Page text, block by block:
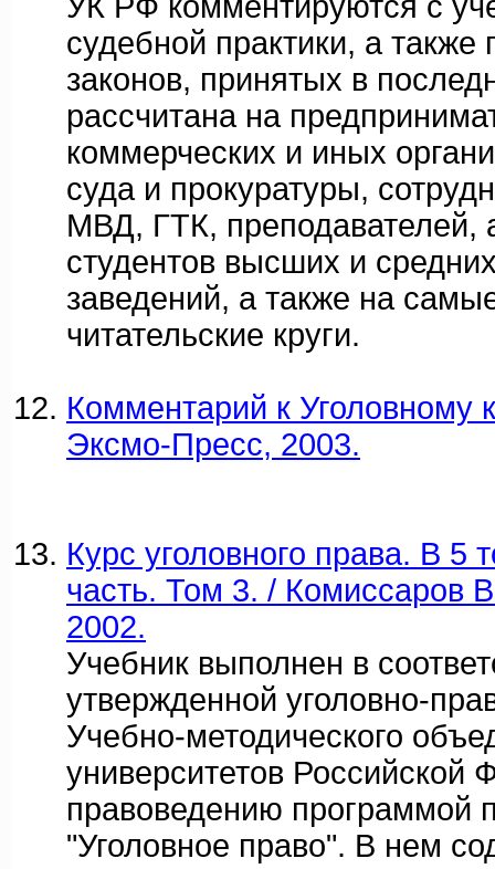
судебной практики, а также
законов, принятых в
рассчитана на
коммерческих и иных
суда и прокуратуры,
МВД, ГТК, преподавателей,
студентов высших и
заведений, а также на
читательские круги.
Комментарий к Уголовному
Эксмо-Пресс, 2003.
Курс уголовного права. В 5
часть. Том 3. / Комиссаров
2002.
Учебник выполнен в
утвержденной уголовно-
Учебно-методического
университетов Российской
правоведению программой
"Уголовное право". В нем